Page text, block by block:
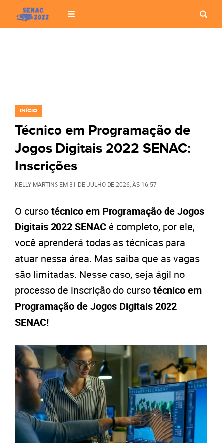
INÍCIO
Técnico em Programação de
Jogos Digitais 2022 SENAC:
Inscrições
KELLY MARTINS EM31 DE JULHO DE 2026 , ÀS 16:57
O cursotécnico em Programação de Jogos
Digitais 2022 SENAC é completo, por ele,
você aprenderá todas as técnicas para
atuar nessa área. Mas saiba que as vagas
são limitadas. Nesse caso, seja ágil no
processo de inscrição do cursotécnico em
Programação de Jogos Digitais 2022
SENAC!